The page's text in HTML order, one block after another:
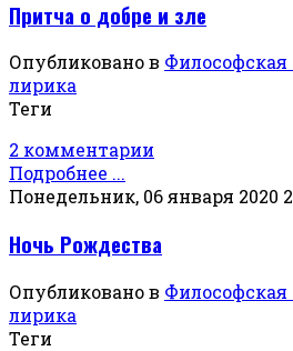
Притча о добре и зле
Опубликовано в Философская
лирика
Теги
2 комментарии
Подробнее ...
Понедельник, 06 января 2020
Ночь Рождества
Опубликовано в Философская
лирика
Теги